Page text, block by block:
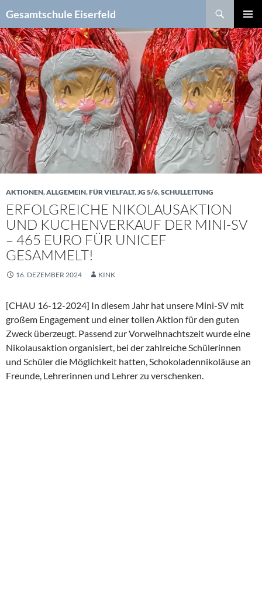
Inhalt
springen
Gesamtschule Eiserfeld
MENÜ
AKTIONEN,ALLGEMEIN,FÜR VIELFALT,JG 5/6,SCHULLEITUNG
ERFOLGREICHE NIKOLAUSAKTION
UND KUCHENVERKAUF DER MINI-SV
– 465 EURO FÜR UNICEF
GESAMMELT!
16. DEZEMBER 2024 KINK
[CHAU 16-12-2024] In diesem Jahr hat unsere Mini-SV mit
großem Engagement und einer tollen Aktion für den guten
Zweck überzeugt. Passend zur Vorweihnachtszeit wurde eine
Nikolausaktion organisiert, bei der zahlreiche Schülerinnen
und Schüler die Möglichkeit hatten, Schokoladennikoläuse an
Freunde, Lehrerinnen und Lehrer zu verschenken.